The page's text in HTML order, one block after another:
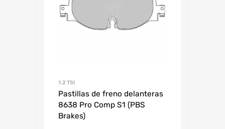
1.2 TSI
Pastillas de freno delanteras
8638 Pro Comp S1 (PBS
Brakes)